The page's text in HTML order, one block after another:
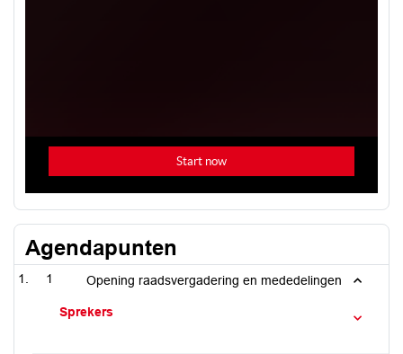
Agendapunten
1 Opening raadsvergadering en mededelingen
Sprekers